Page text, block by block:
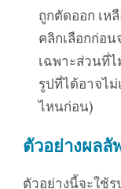
ถูกตัดออก เห
คลิกเลือกก่อน
เฉพาะส่วนที่
รูปที่ได้อาจไ
ไหนก่อน)
ตัวอย่างผลลั
ตัวอย่างนี้จะใช้